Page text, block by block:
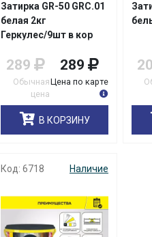
Затирка GR-50 GRC.01
белая 2кг
Геркулес/9шт в кор
289
Обычная
цена
289
Цена по карте
В КОРЗИНУ
Код: 6718 Наличие